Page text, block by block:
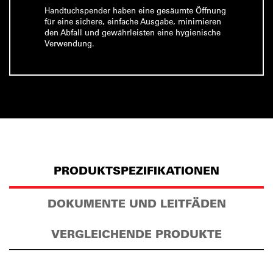
Handtuchspender haben eine gesäumte Öffnung
für eine sichere, einfache Ausgabe, minimieren
den Abfall und gewährleisten eine hygienische
Verwendung.
PRODUKTSPEZIFIKATIONEN
DOKUMENTE UND LEITFÄDEN
VERGLEICHENDE PRODUKTE